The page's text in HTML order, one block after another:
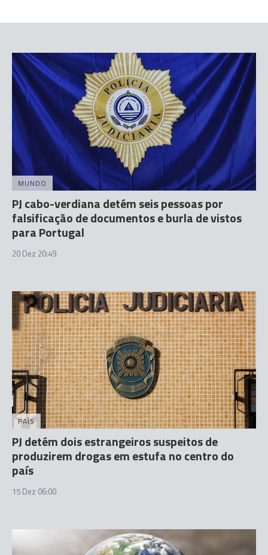
MUNDO
PJ cabo-verdiana detém seis pessoas por
falsificação de documentos e burla de vistos
para Portugal
20 Dez 20:49
PAÍS
PJ detém dois estrangeiros suspeitos de
produzirem drogas em estufa no centro do
país
15 Dez 06:00